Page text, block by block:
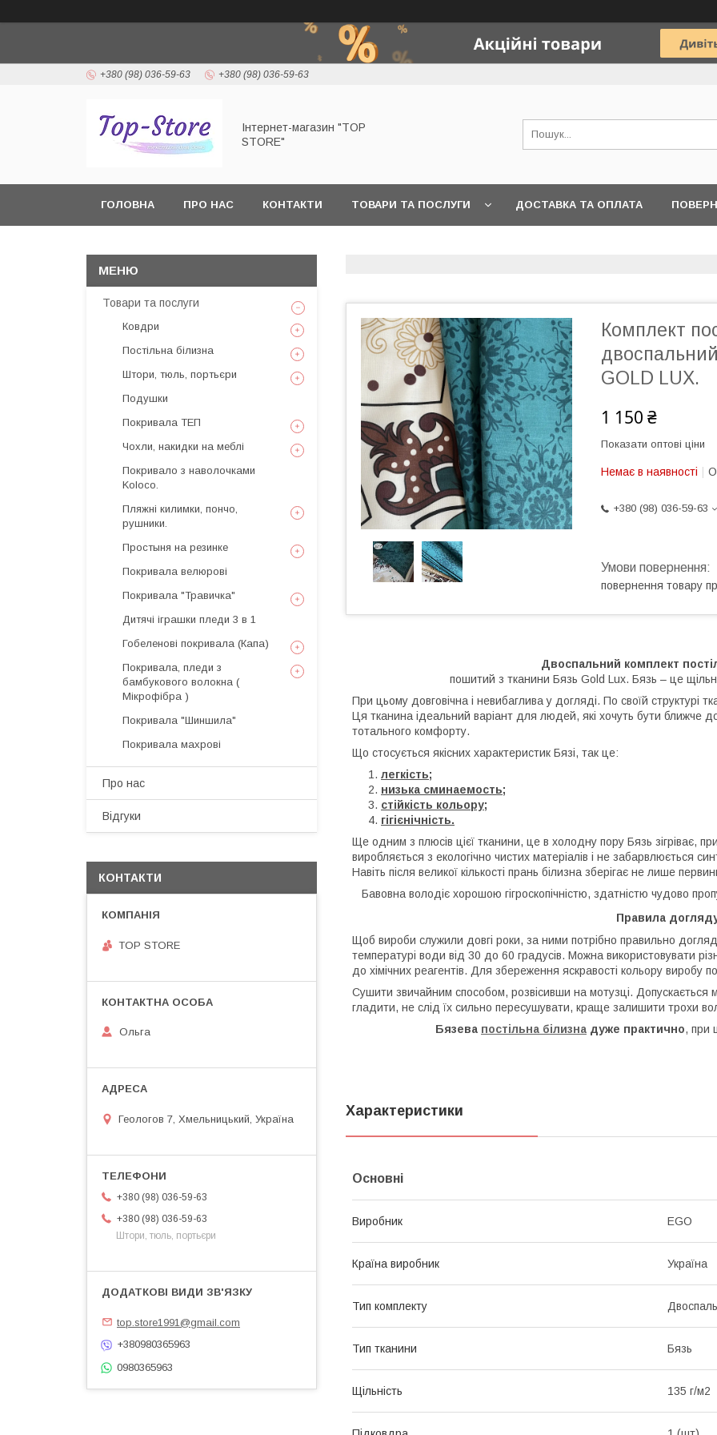
+380 (98) 036-59-63 +380 (98) 036-59-63
Інтернет-магазин "TOP
STORE"
ГОЛОВНА ПРО НАС КОНТАКТИ ТОВАРИ ТА ПОСЛУГИ ДОСТАВКА ТА ОПЛАТА
Комплект
GOLD LUX.
1 150 ₴
Показати оптові ціни
Немає в наявності
+380 (98) 036-59-63
повернення товару
Двоспальний комплект
пошитий з тканини Бязь Gold Lux. Бязь – це
При цьому довговічна і невибаглива у догляді. По своїй структурі
Ця тканина ідеальний варіант для людей, які хочуть бути ближче
тотального комфорту.
Що стосується якісних характеристик Бязі, так це:
легкість;
низька сминаемость;
стійкість кольору;
гігієнічність.
Ще одним з плюсів цієї тканини, це в холодну пору Бязь зігріває,
виробляється з екологічно чистих матеріалів і не забарвлюється
Навіть після великої кількості прань білизна зберігає не лише
Бавовна володіє хорошою гігроскопічністю, здатністю чудово
Правила
Щоб вироби служили довгі роки, за ними потрібно правильно
температурі води від 30 до 60 градусів. Можна використовувати
до хімічних реагентів. Для збереження яскравості кольору виробу
Сушити звичайним способом, розвісивши на мотузці.
гладити, не слід їх сильно пересушувати, краще залишити трохи
Бязева постільна білизна дуже практично, при
Характеристики
Основні
Виробник EGO
Країна виробник Україна
Тип комплекту
Тип тканини Бязь
Щільність 135 г/м2
Товари та послуги
Ковдри
Постільна білизна
Штори, тюль, портьєри
Подушки
Покривала ТЕП
Чохли, накидки на меблі
Покривало з наволочками
Koloco.
Пляжні килимки, пончо,
рушники.
Простыня на резинке
Покривала велюрові
Покривала "Травичка"
Дитячі іграшки пледи 3 в 1
Гобеленові покривала (Капа)
Покривала, пледи з
бамбукового волокна (
Мікрофібра )
Покривала "Шиншила"
Покривала махрові
Про нас
Відгуки
КОНТАКТИ
TOP STORE
Ольга
Геологов 7, Хмельницький, Україна
+380 (98) 036-59-63
+380 (98) 036-59-63
Штори, тюль, портьєри
top.store1991@gmail.com
+380980365963
0980365963